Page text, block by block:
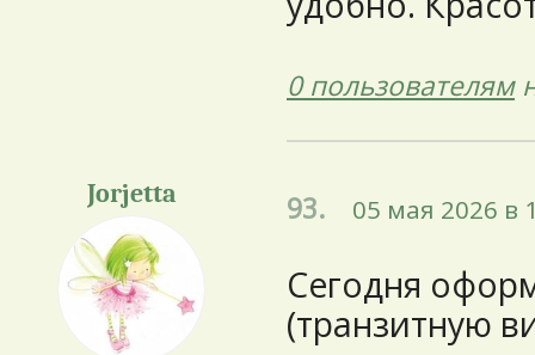
0 пользователям
Jorjetta 93. 05 мая 2026 в
Сегодня
(транзитную